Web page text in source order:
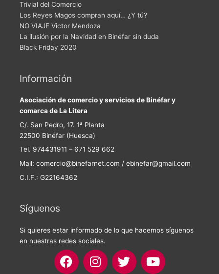
Trivial del Comercio
Los Reyes Magos compran aquí… ¿Y tú?
NO VIAJE Victor Mendoza
La ilusión por la Navidad en Binéfar sin duda
Black Friday 2020
Información
Asociación de comercio y servicios de Binéfar y
comarca de La Litera
C/. San Pedro, 17. 1ª Planta
22500 Binéfar (Huesca)
Tel. 974431911 – 671 529 662
Mail: comercio@binefarnet.com / ebinefar@gmail.com
C.I.F.: G22164362
Síguenos
Si quieres estar informado de lo que hacemos síguenos
en nuestras redes sociales.
F
I
T
Y